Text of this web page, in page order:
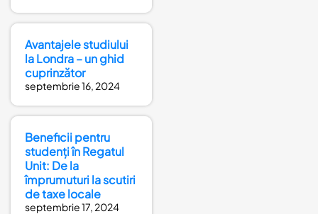
Avantajele studiului
la Londra – un ghid
cuprinzător
septembrie 16, 2024
Beneficii pentru
studenți în Regatul
Unit: De la
împrumuturi la scutiri
de taxe locale
septembrie 17, 2024